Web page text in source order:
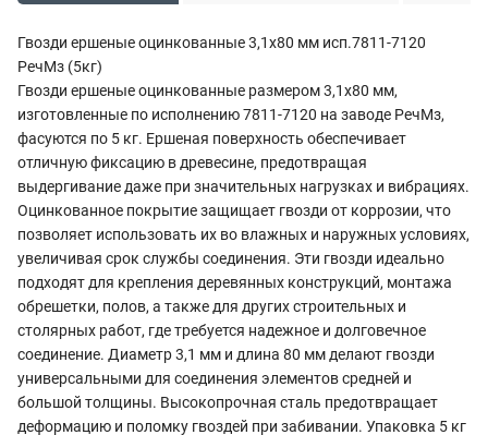
Гвозди ершеные оцинкованные 3,1х80 мм исп.7811-7120
РечМз (5кг)
Гвозди ершеные оцинкованные размером 3,1х80 мм,
изготовленные по исполнению 7811-7120 на заводе РечМз,
фасуются по 5 кг. Ершеная поверхность обеспечивает
отличную фиксацию в древесине, предотвращая
выдергивание даже при значительных нагрузках и вибрациях.
Оцинкованное покрытие защищает гвозди от коррозии, что
позволяет использовать их во влажных и наружных условиях,
увеличивая срок службы соединения. Эти гвозди идеально
подходят для крепления деревянных конструкций, монтажа
обрешетки, полов, а также для других строительных и
столярных работ, где требуется надежное и долговечное
соединение. Диаметр 3,1 мм и длина 80 мм делают гвозди
универсальными для соединения элементов средней и
большой толщины. Высокопрочная сталь предотвращает
деформацию и поломку гвоздей при забивании. Упаковка 5 кг